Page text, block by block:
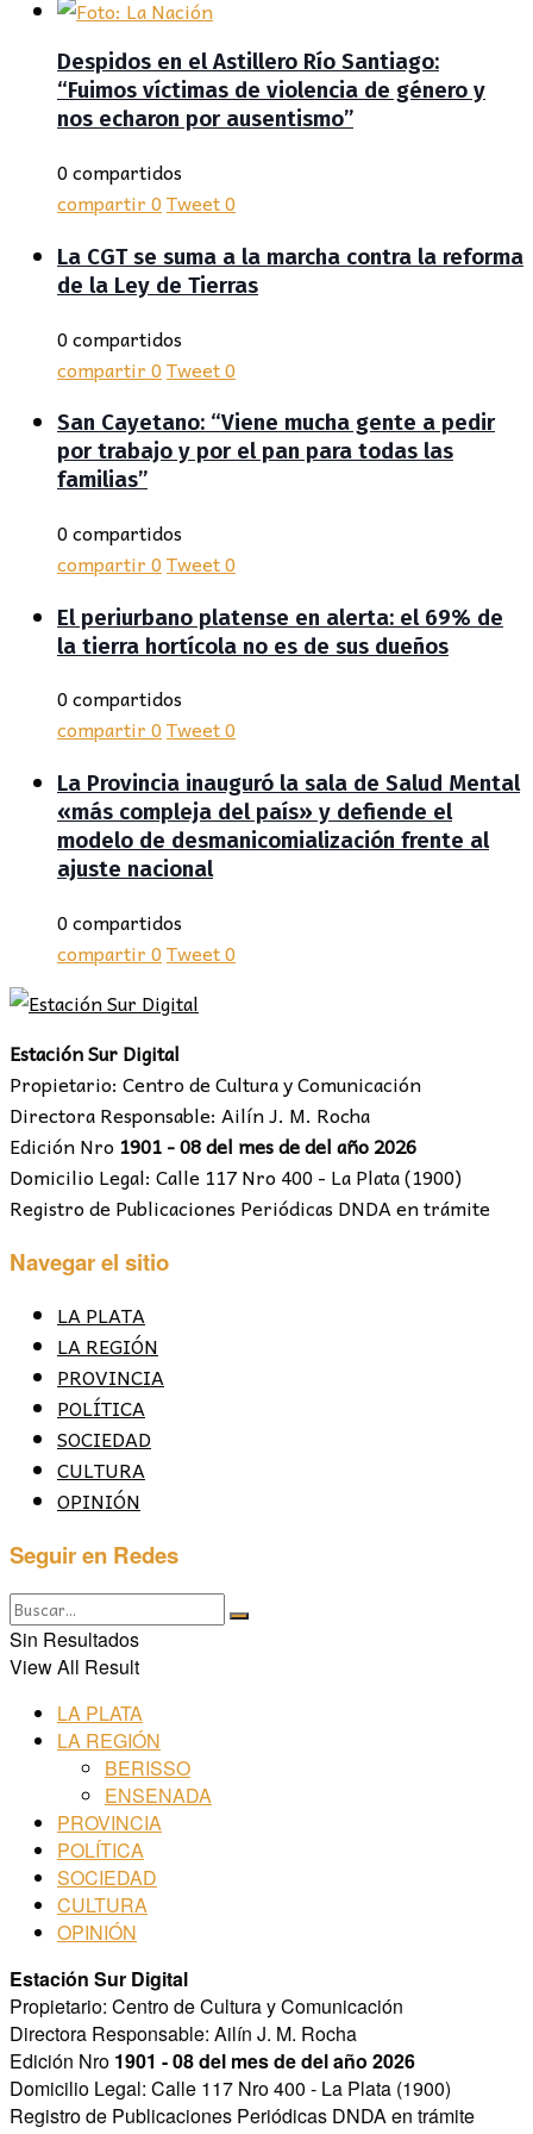
Despidos en el Astillero Río Santiago:
“Fuimos víctimas de violencia de género y
nos echaron por ausentismo”
0 compartidos
compartir0Tweet0
La CGT se suma a la marcha contra la reforma
de la Ley de Tierras
0 compartidos
compartir0Tweet0
San Cayetano: “Viene mucha gente a pedir
por trabajo y por el pan para todas las
familias”
0 compartidos
compartir0Tweet0
El periurbano platense en alerta: el 69% de
la tierra hortícola no es de sus dueños
0 compartidos
compartir0Tweet0
La Provincia inauguró la sala de Salud Mental
«más compleja del país» y defiende el
modelo de desmanicomialización frente al
ajuste nacional
0 compartidos
compartir0Tweet0
Estación Sur Digital
Propietario: Centro de Cultura y Comunicación
Directora Responsable: Ailín J. M. Rocha
Edición Nro 1901 - 08 del mes de del año 2026
Domicilio Legal: Calle 117 Nro 400 - La Plata (1900)
Registro de Publicaciones Periódicas DNDA en trámite
Navegar el sitio
LA PLATA
LA REGIÓN
PROVINCIA
POLÍTICA
SOCIEDAD
CULTURA
OPINIÓN
Seguir en Redes
Sin Resultados
View All Result
LA PLATA
LA REGIÓN
BERISSO
ENSENADA
PROVINCIA
POLÍTICA
SOCIEDAD
CULTURA
OPINIÓN
Estación Sur Digital
Propietario: Centro de Cultura y Comunicación
Directora Responsable: Ailín J. M. Rocha
Edición Nro 1901 - 08 del mes de del año 2026
Domicilio Legal: Calle 117 Nro 400 - La Plata (1900)
Registro de Publicaciones Periódicas DNDA en trámite